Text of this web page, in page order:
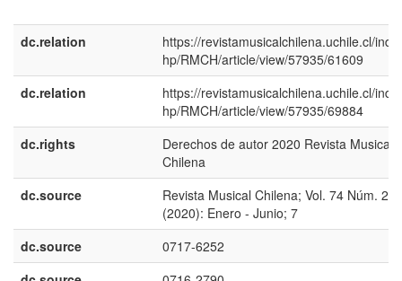
dc.relation
https://revistamusicalchilena.uchile.cl/
hp/RMCH/article/view/57935/61609
dc.relation
https://revistamusicalchilena.uchile.cl/
hp/RMCH/article/view/57935/69884
dc.rights
Derechos de autor 2020 Revista Musical
Chilena
dc.source
Revista Musical Chilena; Vol. 74 Núm. 233
(2020): Enero - Junio; 7
dc.source
0717-6252